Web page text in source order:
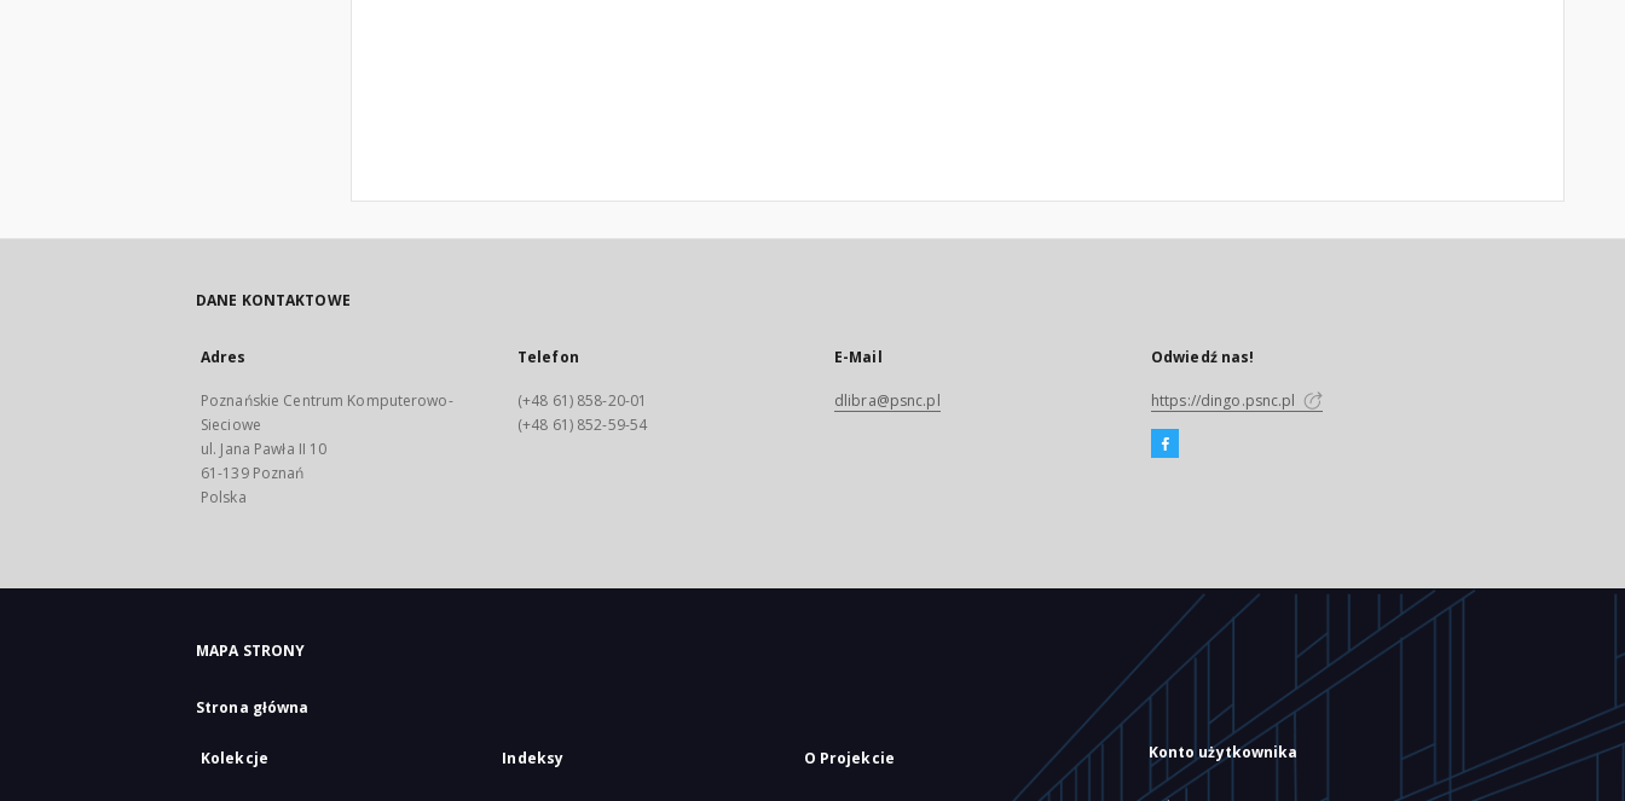
DANE KONTAKTOWE
Adres
Poznańskie Centrum Komputerowo-
Sieciowe
ul. Jana Pawła II 10
61-139 Poznań
Polska
Telefon
(+48 61) 858-20-01
(+48 61) 852-59-54
E-Mail
dlibra@psnc.pl
Odwiedź nas!
https://dingo.psnc.pl
MAPA STRONY
Strona główna
Kolekcje Indeksy O Projekcie Konto użytkownika